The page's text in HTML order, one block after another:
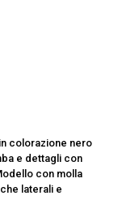
colorazione nero
e dettagli con
con molla
laterali e